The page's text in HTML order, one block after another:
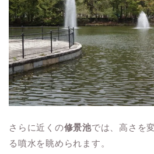
さらに近くの修景池では、高さを
る噴水を眺められます。